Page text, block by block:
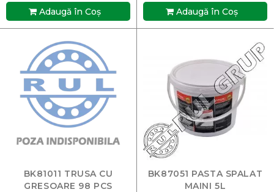
Adaugă în Coş Adaugă în Coş
BK81011 TRUSA CU
GRESOARE 98 PCS
BK87051 PASTA SPALAT
MAINI 5L